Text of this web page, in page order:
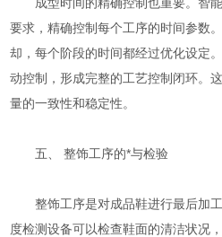
要求，精确控制每个工序的时间参数
却，每个阶段的时间都经过优化设定
动控制，形成完整的工艺控制闭环。
量的一致性和稳定性。
五、 整饰工序的*与检验
整饰工序是对成品鞋进行最后加工
度检测设备可以检查鞋面的清洁状况